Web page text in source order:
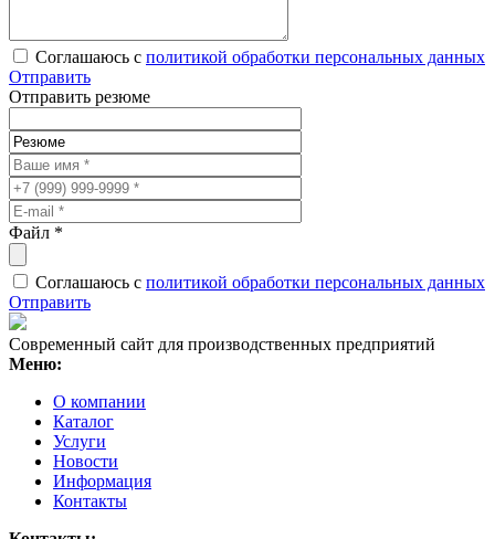
Соглашаюсь с политикой обработки персональных данных
Отправить
Отправить резюме
Файл *
Соглашаюсь с политикой обработки персональных данных
Отправить
Современный сайт для производственных предприятий
Меню:
О компании
Каталог
Услуги
Новости
Информация
Контакты